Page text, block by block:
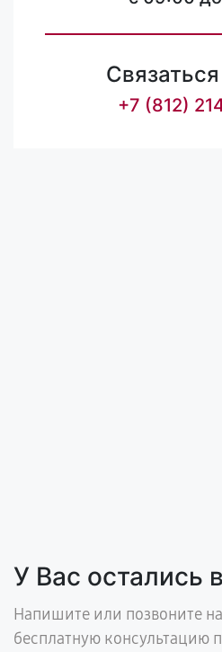
+7 (812)
У Вас остались
Напишите или позвоните
бесплатную консультацию